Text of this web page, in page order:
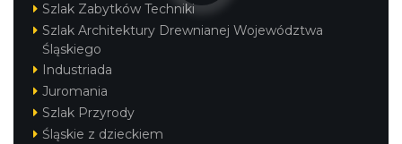
Szlak Zabytków Techniki
Szlak Architektury Drewnianej Województwa
Śląskiego
Industriada
Juromania
Szlak Przyrody
Śląskie z dzieckiem